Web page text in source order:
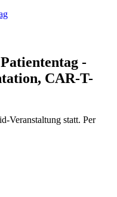
-
CAR-T-
Veranstaltung statt. Per